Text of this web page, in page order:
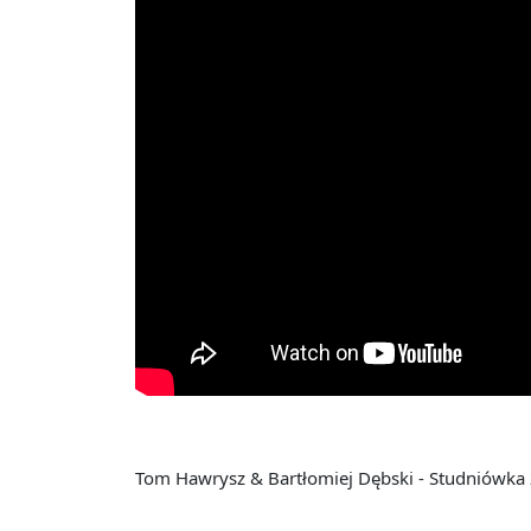
Tom Hawrysz & Bartłomiej Dębski - Studniówka